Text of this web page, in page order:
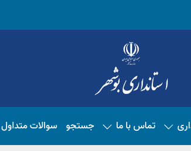
تماس با ما جستجو سوالات متداول